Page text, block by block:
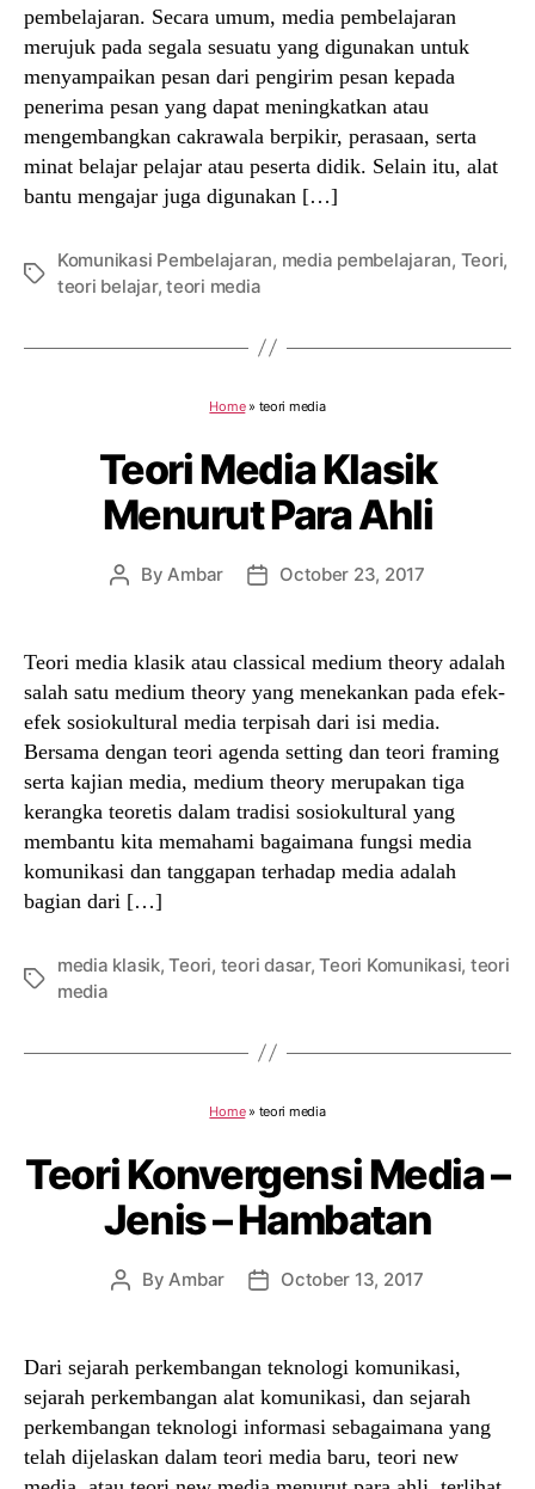
pembelajaran. Secara umum, media pembelajaran
merujuk pada segala sesuatu yang digunakan untuk
menyampaikan pesan dari pengirim pesan kepada
penerima pesan yang dapat meningkatkan atau
mengembangkan cakrawala berpikir, perasaan, serta
minat belajar pelajar atau peserta didik. Selain itu, alat
bantu mengajar juga digunakan […]
Tags
Komunikasi Pembelajaran, media pembelajaran, Teori,
teori belajar,teori media
Home» teori media
Teori Media Klasik
Menurut Para Ahli
PostByAmbar
PostOctober 23, 2017
Teori media klasik atau classical medium theory adalah
salah satu medium theory yang menekankan pada efek-
efek sosiokultural media terpisah dari isi media.
Bersama dengan teori agenda setting dan teori framing
serta kajian media, medium theory merupakan tiga
kerangka teoretis dalam tradisi sosiokultural yang
membantu kita memahami bagaimana fungsi media
komunikasi dan tanggapan terhadap media adalah
bagian dari […]
Tags
media klasik,Teori, teori dasar,Teori Komunikasi, teori
media
Home» teori media
Teori Konvergensi Media –
Jenis – Hambatan
PostByAmbar
PostOctober 13, 2017
Dari sejarah perkembangan teknologi komunikasi,
sejarah perkembangan alat komunikasi, dan sejarah
perkembangan teknologi informasi sebagaimana yang
telah dijelaskan dalam teori media baru, teori new